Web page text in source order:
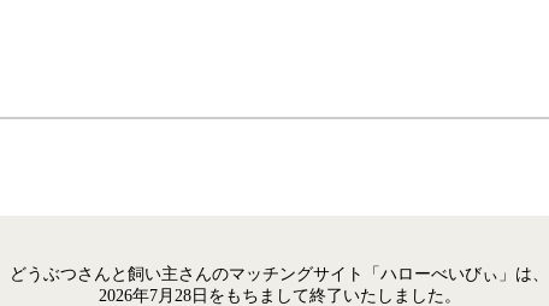
どうぶつさんと飼い主さんのマッチングサイト「ハローべいびぃ」は、
2026年7月28日をもちまして終了いたしました。